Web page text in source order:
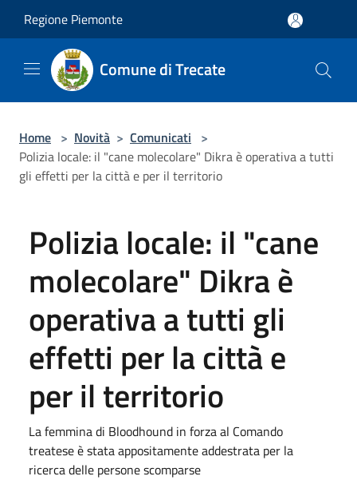
Regione Piemonte
Comune di Trecate
Home > Novità > Comunicati >
Polizia locale: il "cane molecolare" Dikra è operativa a tutti
gli effetti per la città e per il territorio
Polizia locale: il "cane
molecolare" Dikra è
operativa a tutti gli
effetti per la città e
per il territorio
La femmina di Bloodhound in forza al Comando
treatese è stata appositamente addestrata per la
ricerca delle persone scomparse